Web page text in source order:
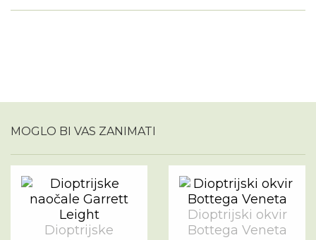
MOGLO BI VAS ZANIMATI
Dioptrijske
Dioptrijski okvir
Bottega Veneta